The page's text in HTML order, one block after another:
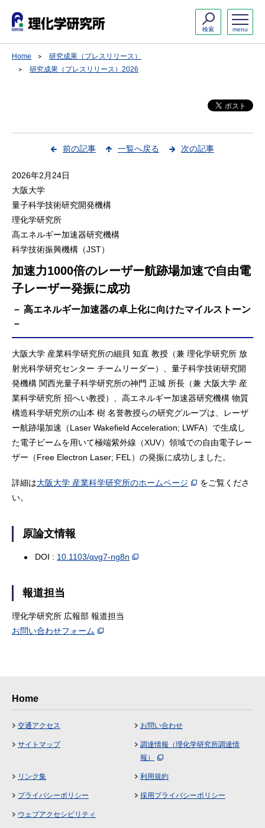
menu
検索
Home
研究成果（プレスリリース）
研究成果（プレスリリース）2026
前の記事 一覧へ戻る 次の記事
2026年2月24日
大阪大学
量子科学技術研究開発機構
理化学研究所
高エネルギー加速器研究機構
科学技術振興機構（JST）
加速力1000倍のレーザー航跡場加速で自由電
子レーザー発振に成功
－ 高エネルギー加速器の卓上化に向けたマイルストーン
－
大阪大学 産業科学研究所の細貝 知直 教授（兼 理化学研究所 放
射光科学研究センター チームリーダー）、量子科学技術研究開
発機構 関西光量子科学研究所の神門 正城 所長（兼 大阪大学 産
業科学研究所 招へい教授）、高エネルギー加速器研究機構 物質
構造科学研究所の山本 樹 名誉教授らの研究グループは、レーザ
ー航跡場加速（Laser Wakefield Acceleration; LWFA）で生成し
た電子ビームを用いて極端紫外線（XUV）領域での自由電子レー
ザー（Free Electron Laser; FEL）の発振に成功しました。
詳細は大阪大学 産業科学研究所のホームページ
をご覧くださ
い。
原論文情報
DOI : 10.1103/qvg7-ng8n
報道担当
理化学研究所 広報部 報道担当
お問い合わせフォーム
Home
交通アクセス お問い合わせ
サイトマップ
調達情報（理化学研究所調達情
報）
リンク集 利用規約
プライバシーポリシー 採用プライバシーポリシー
ウェブアクセシビリティ